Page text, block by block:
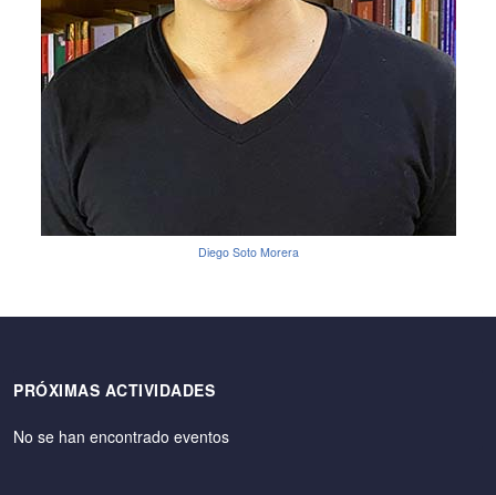
Diego Soto Morera
PRÓXIMAS ACTIVIDADES
No se han encontrado eventos